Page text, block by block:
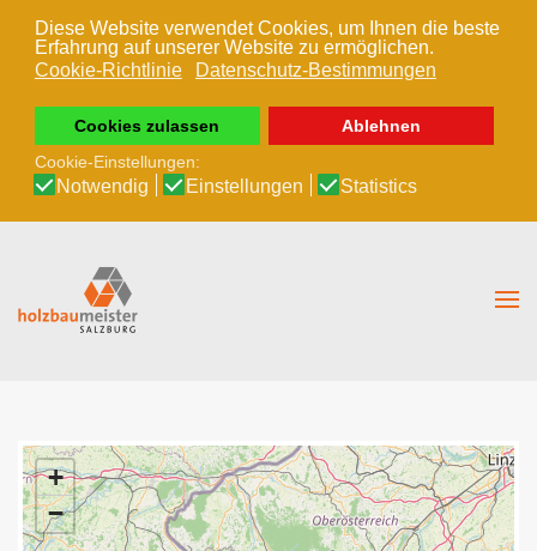
Diese Website verwendet Cookies, um Ihnen die beste
Erfahrung auf unserer Website zu ermöglichen.
Cookie-Richtlinie
Datenschutz-Bestimmungen
Cookies zulassen
Ablehnen
Cookie-Einstellungen:
Notwendig Einstellungen Statistics
Zum Hauptinhalt springen
+
−